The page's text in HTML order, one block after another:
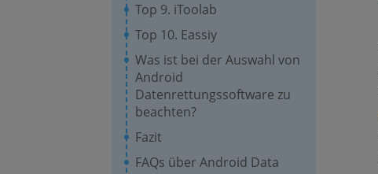
Top 9. iToolab
Top 10. Eassiy
Was ist bei der Auswahl von
Android
Datenrettungssoftware zu
beachten?
Fazit
FAQs über Android Data